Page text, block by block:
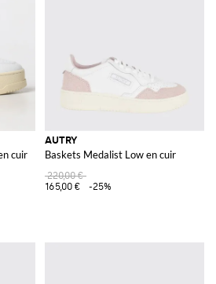
cuir
AUTRY
Baskets Medalist Low en cuir
220,00 €
165,00 €
-25%